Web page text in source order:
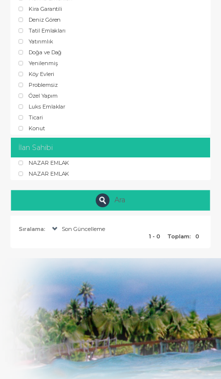
Kira Garantili
Deniz Gören
Tatil Emlakları
Yatırımlık
Doğa ve Dağ
Yenilenmiş
Köy Evleri
Problemsiz
Özel Yapım
Luks Emlaklar
Ticari
Konut
İlan Sahibi
NAZAR EMLAK
NAZAR EMLAK
Ara
Sıralama:
Son Güncelleme
1 - 0
Toplam: 0